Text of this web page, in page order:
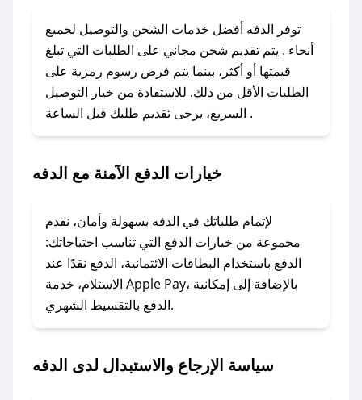
تواصل معنا عبر تويتر أو البريد الإلكتروني لإضافته
بسرعة.
### كيفية استخدام كود خصم الدفه؟
1. انسخ كود الخصم من تطبيق صحصح.
2. الصقه في خانة الدفع عند التسوق من الدفه.
### ماذا أفعل إذا لم يعمل كود الخصم؟
الرسائل الخاصة على تويتر أو البريد الإلكتروني،
وسنقوم بحل المشكلة في أسرع وقت ممكن.
### ماذا أفعل إذا لم أجد كود خصم لمتجري
المفضل؟
في حال عدم توفر كوبونات لمتجرك المفضل، يمكنك
أسرع وقت ممكن.
توفر الدفه أفضل خدمات الشحن والتوصيل لجميع
أنحاء . يتم تقديم شحن مجاني على الطلبات التي تبلغ
قيمتها أو أكثر، بينما يتم فرض رسوم رمزية على
الطلبات الأقل من ذلك. للاستفادة من خيار التوصيل
السريع، يرجى تقديم طلبك قبل الساعة .
خيارات الدفع الآمنة مع الدفه
لإتمام طلباتك في الدفه بسهولة وأمان، نقدم
مجموعة من خيارات الدفع التي تناسب احتياجاتك:
الدفع باستخدام البطاقات الائتمانية، الدفع نقدًا عند
الاستلام، خدمة Apple Pay، بالإضافة إلى إمكانية
الدفع بالتقسيط الشهري.
سياسة الإرجاع والاستبدال لدى الدفه